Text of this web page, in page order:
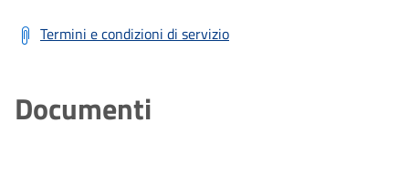
Termini e condizioni di servizio
Documenti